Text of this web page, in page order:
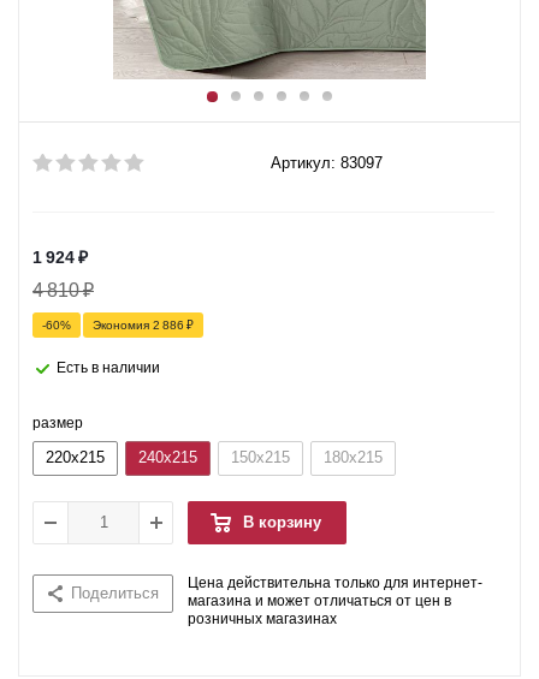
Артикул: 83097
1 924₽
4 810₽
-60% Экономия 2 886 ₽
Есть в наличии
размер
220x215 240x215 150x215 180x215
В корзину
Поделиться
Цена действительна только для интернет-
магазина и может отличаться от цен в
розничных магазинах